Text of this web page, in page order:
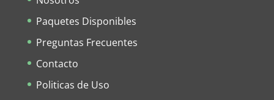
Paquetes Disponibles
Preguntas Frecuentes
Contacto
Politicas de Uso